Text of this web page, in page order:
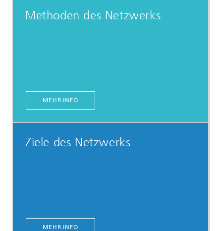
Methoden des Netzwerks
MEHR INFO
Ziele des Netzwerks
MEHR INFO